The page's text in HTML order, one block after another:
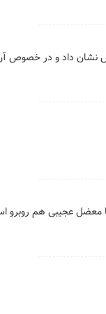
نشان داد و در خصوص
با معضل عجیبی هم روبرو